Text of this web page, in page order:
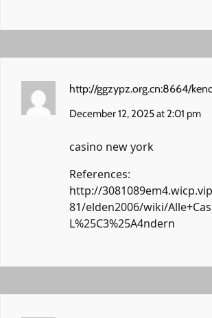
http://ggzypz.org.cn:8664/
December 12, 2025 at 2:01 pm
casino new york
References:
http://
81/elden2006/wiki/
L%25C3%25A4ndern